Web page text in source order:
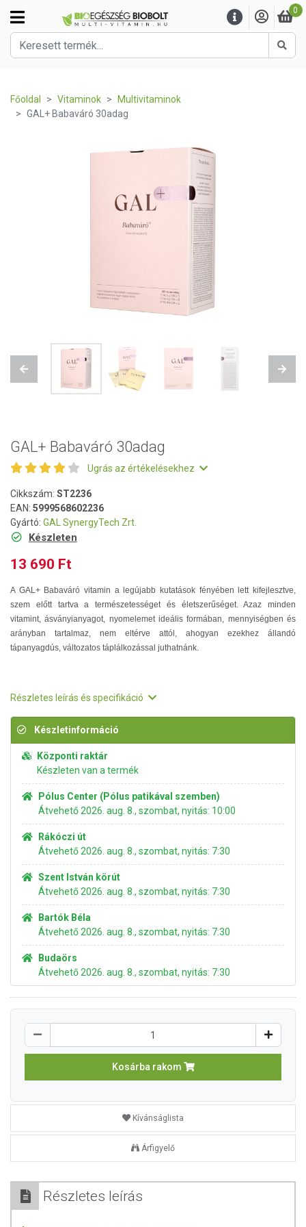
0
Főoldal Vitaminok
Multivitaminok
GAL+ Babaváró 30adag
Previous Next
GAL+ Babaváró 30adag
Ugrás az értékelésekhez
Cikkszám: ST2236
EAN: 5999568602236
Gyártó: GAL SynergyTech Zrt.
Készleten
13 690 Ft
A GAL+ Babaváró vitamin a legújabb kutatások fényében lett kifejlesztve,
szem előtt tartva a természetességet és életszerűséget. Azaz minden
vitamint, ásványianyagot, nyomelemet ideális formában, mennyiségben és
arányban tartalmaz, nem eltérve attól, ahogyan ezekhez állandó
tápanyagdús, változatos táplálkozással juthatnánk.
Részletes leírás és specifikáció
Készletinformáció
Központi raktár
Készleten van a termék
Pólus Center (Pólus patikával szemben)
Átvehető 2026. aug. 8., szombat, nyitás: 10:00
Rákóczi út
Átvehető 2026. aug. 8., szombat, nyitás: 7:30
Szent István körút
Átvehető 2026. aug. 8., szombat, nyitás: 7:30
Bartók Béla
Átvehető 2026. aug. 8., szombat, nyitás: 7:30
Budaörs
Átvehető 2026. aug. 8., szombat, nyitás: 7:30
Kosárba rakom
Kívánságlista
Árfigyelő
Részletes leírás